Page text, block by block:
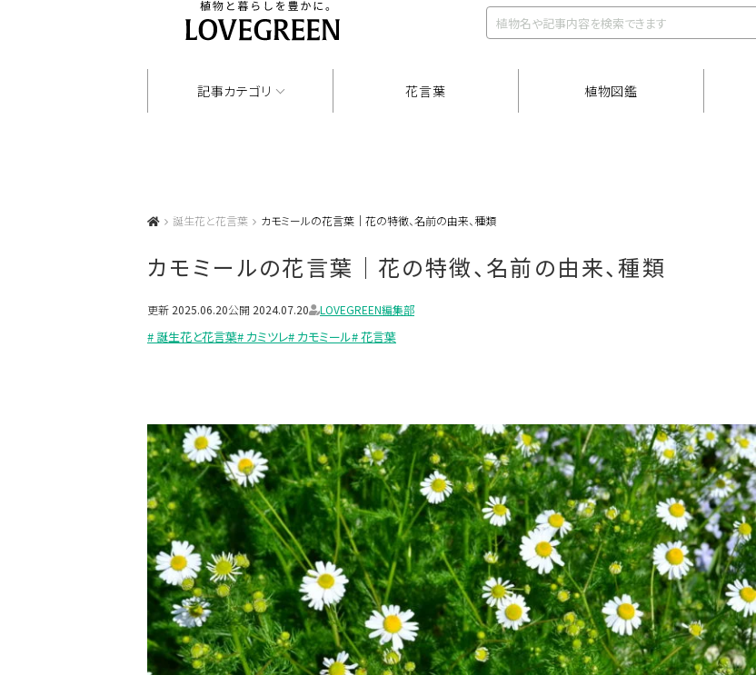
記事カテゴリ 花言葉 植物図鑑
誕生花と花言葉 カモミールの花言葉｜花の特徴、名前の由来、種類
カモミールの花言葉｜花の特徴、名前の由来、種類
更新 2025.06.20公開 2024.07.20 LOVEGREEN編集部
# 誕生花と花言葉# カミツレ# カモミール# 花言葉